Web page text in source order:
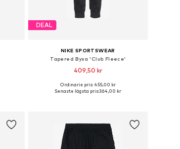
DEAL
NIKE SPORTSWEAR
Tapered Byxa 'Club Fleece'
409,50 kr
Tillgänglig i många storlekar
Ordinarie pris: 455,00 kr
Senaste lägsta pris:364,00 kr